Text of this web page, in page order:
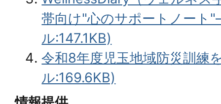
帯向け"心のサポートノート
ル:147.1KB)
令和8年度児玉地域防災訓練
ル:169.6KB)